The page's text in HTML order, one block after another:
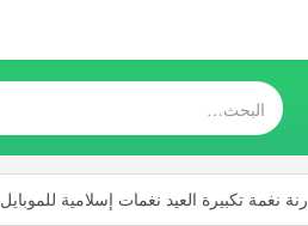
رنة نغمة تكبيرة العيد نغمات إسلامية للموبايل